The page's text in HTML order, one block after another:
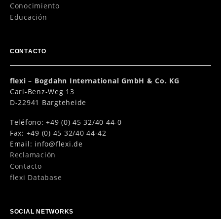
Conocimiento
Educación
CONTACTO
flexi – Bogdahn International GmbH & Co. KG
Carl-Benz-Weg 13
D-22941 Bargteheide
Teléfono: +49 (0) 45 32/40 44-0
Fax: +49 (0) 45 32/40 44-42
Email: info@flexi.de
Reclamación
Contacto
flexi Database
SOCIAL NETWORKS